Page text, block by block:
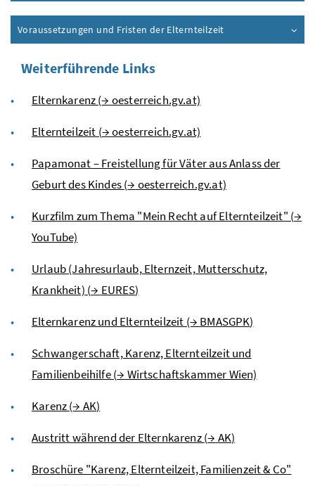
Voraussetzungen und Fristen der Elternteilzeit
Weiterführende Links
Elternkarenz (→ oesterreich.gv.at)
Elternteilzeit (→oesterreich.gv.at)
Papamonat – Freistellung für Väter aus Anlass der
Geburt des Kindes (→ oesterreich.gv.at)
Kurzfilm zum Thema "Mein Recht auf Elternteilzeit" (→
YouTube)
Urlaub (Jahresurlaub, Elternzeit, Mutterschutz,
Krankheit) (→ EURES)
Elternkarenz und Elternteilzeit (→ BMASGPK)
Schwangerschaft, Karenz, Elternteilzeit und
Familienbeihilfe (→ Wirtschaftskammer Wien)
Karenz (→ AK)
Austritt während der Elternkarenz (→ AK)
Broschüre "Karenz, Elternteilzeit, Familienzeit & Co"